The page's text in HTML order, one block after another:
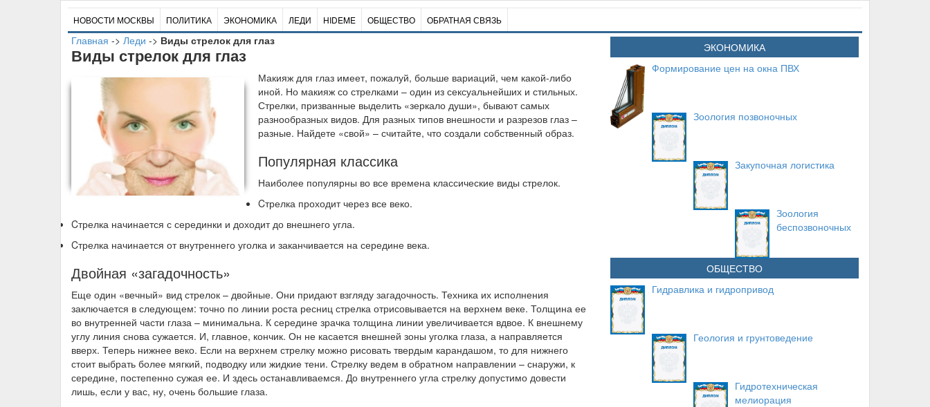
НОВОСТИ МОСКВЫ ПОЛИТИКА ЭКОНОМИКА ЛЕДИ HIDEME ОБЩЕСТВО ОБРАТНАЯ СВЯЗЬ
Главная -> Леди -> Виды стрелок для глаз
Виды стрелок для глаз
Макияж для глаз имеет, пожалуй, больше вариаций, чем какой-либо
иной. Но макияж со стрелками – один из сексуальнейших и стильных.
Стрелки, призванные выделить «зеркало души», бывают самых
разнообразных видов. Для разных типов внешности и разрезов глаз –
разные. Найдете «свой» – считайте, что создали собственный образ.
Популярная классика
Наиболее популярны во все времена классические виды стрелок.
Cтрелка проходит через все веко.
Cтрелка начинается с серединки и доходит до внешнего угла.
Cтрелка начинается от внутреннего уголка и заканчивается на середине века.
Двойная «загадочность»
Еще один «вечный» вид стрелок – двойные. Они придают взгляду загадочность. Техника их исполнения
заключается в следующем: точно по линии роста ресниц стрелка отрисовывается на верхнем веке. Толщина ее
во внутренней части глаза – минимальна. К середине зрачка толщина линии увеличивается вдвое. К внешнему
углу линия снова сужается. И, главное, кончик. Он не касается внешней зоны уголка глаза, а направляется
вверх. Теперь нижнее веко. Если на верхнем стрелку можно рисовать твердым карандашом, то для нижнего
стоит выбрать более мягкий, подводку или жидкие тени. Стрелку ведем в обратном направлении – снаружи, к
середине, постепенно сужая ее. И здесь останавливаемся. До внутреннего угла стрелку допустимо довести
лишь, если у вас, ну, очень большие глаза.
ЭКОНОМИКА
Формирование цен на окна ПВХ
Зоология позвоночных
Закупочная логистика
Зоология
беспозвоночных
ОБЩЕСТВО
Гидравлика и гидропривод
Геология и грунтоведение
Гидротехническая
мелиорация